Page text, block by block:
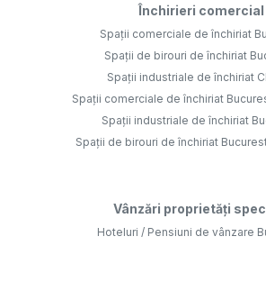
Închirieri comercial
Spații comerciale de închiriat
Spații de birouri de închiriat
Spații industriale de închiriat
Spații comerciale de închiriat
Spații industriale de închiriat
Spații de birouri de închiriat
Vânzări proprietăți
Hoteluri / Pensiuni de vânzare